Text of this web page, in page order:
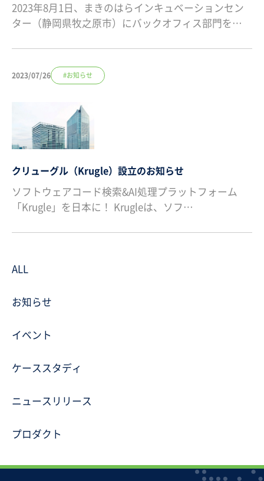
2023年8月1日、まきのはらインキュベーションセン
ター（静岡県牧之原市）にバックオフィス部門を…
2023/07/26 #お知らせ
クリューグル（Krugle）設立のお知らせ
ソフトウェアコード検索&AI処理プラットフォーム
「Krugle」を日本に！ Krugleは、ソフ…
ALL
お知らせ
イベント
ケーススタディ
ニュースリリース
プロダクト